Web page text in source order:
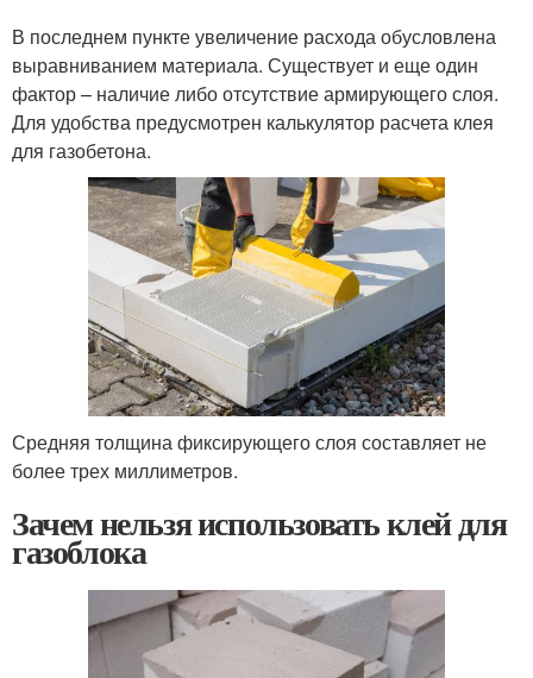
В последнем пункте увеличение расхода обусловлена
выравниванием материала. Существует и еще один
фактор – наличие либо отсутствие армирующего слоя.
Для удобства предусмотрен калькулятор расчета клея
для газобетона.
Средняя толщина фиксирующего слоя составляет не
более трех миллиметров.
Зачем нельзя использовать клей для
газоблока